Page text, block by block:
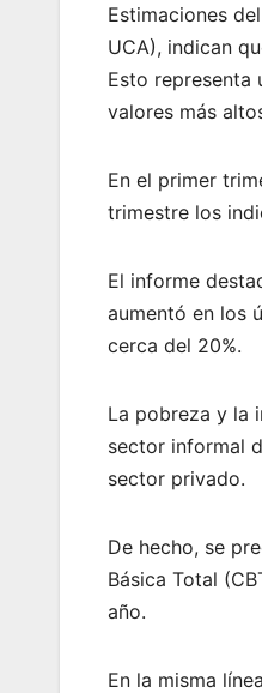
Estimaciones
UCA), indican
Esto representa
valores más
En el primer
trimestre los
El informe
aumentó en los
cerca del 20%.
La pobreza y la
sector informal
sector privado.
De hecho, se
Básica Total
año.
En la misma